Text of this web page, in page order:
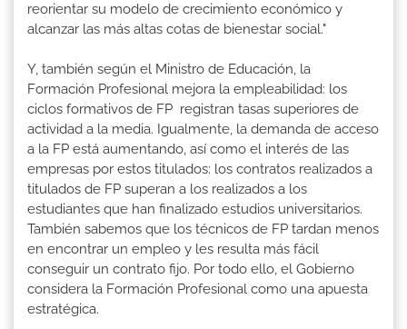
reorientar su modelo de crecimiento económico y
alcanzar las más altas cotas de bienestar social."
Y, también según el Ministro de Educación, la
Formación Profesional mejora la empleabilidad: los
ciclos formativos de FP registran tasas superiores de
actividad a la media. Igualmente, la demanda de acceso
a la FP está aumentando, así como el interés de las
empresas por estos titulados: los contratos realizados a
titulados de FP superan a los realizados a los
estudiantes que han finalizado estudios universitarios.
También sabemos que los técnicos de FP tardan menos
en encontrar un empleo y les resulta más fácil
conseguir un contrato fijo. Por todo ello, el Gobierno
considera la Formación Profesional como una apuesta
estratégica.